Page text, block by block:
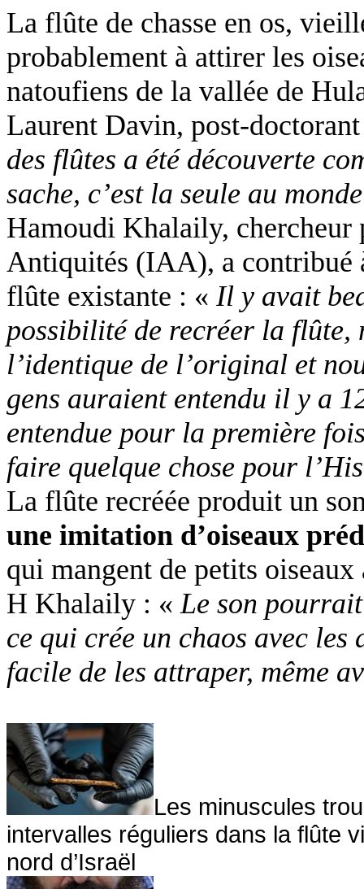
La flûte de chasse en os,
probablement à attirer les
natoufiens de la vallée de
Laurent Davin, post-
des flûtes a été découverte
sache, c’est la seule au
Hamoudi Khalaily, chercheur
Antiquités (IAA), a contribué
flûte existante : « Il y avait
possibilité de recréer la flûte,
l’identique de l’original et
gens auraient entendu il y a
entendue pour la première
faire quelque chose pour
La flûte recréée produit un
une imitation d’oiseaux
qui mangent de petits oiseaux
H Khalaily : « Le son
ce qui crée un chaos avec
facile de les attraper, même
Les minuscules
intervalles réguliers dans la flûte
nord d’Israël